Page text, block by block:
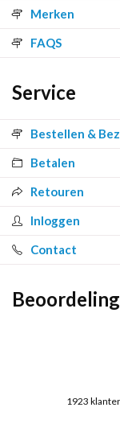
Merken
FAQS
Service
Bestellen &
Betalen
Retouren
Inloggen
Contact
1923